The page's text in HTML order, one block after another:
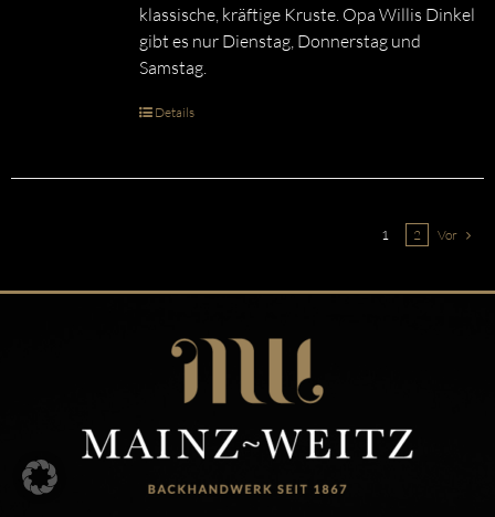
klassische, kräftige Kruste. Opa Willis Dinkel
gibt es nur Dienstag, Donnerstag und
Samstag.
Details
1 2 Vor